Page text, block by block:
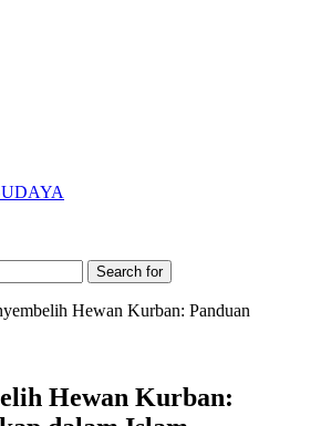
Search for
Hewan Kurban: Panduan
Hewan Kurban: